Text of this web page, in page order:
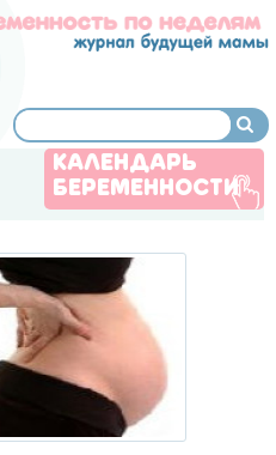
КАЛЕНДАРЬ
БЕРЕМЕННОСТИ